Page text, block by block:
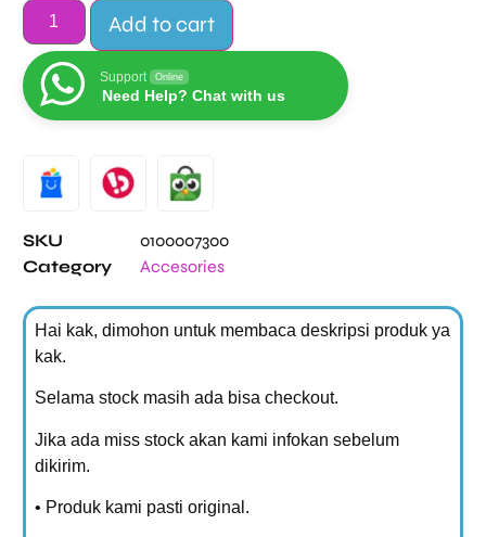
Add to cart
Support Online
Need Help? Chat with us
SKU
0100007300
Category
Accesories
Hai kak, dimohon untuk membaca deskripsi produk ya
kak.
Selama stock masih ada bisa checkout.
Jika ada miss stock akan kami infokan sebelum
dikirim.
• Produk kami pasti original.